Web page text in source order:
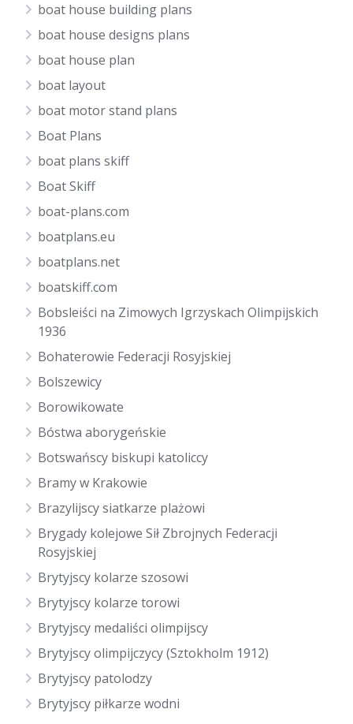
boat house building plans
boat house designs plans
boat house plan
boat layout
boat motor stand plans
Boat Plans
boat plans skiff
Boat Skiff
boat-plans.com
boatplans.eu
boatplans.net
boatskiff.com
Bobsleiści na Zimowych Igrzyskach Olimpijskich
1936
Bohaterowie Federacji Rosyjskiej
Bolszewicy
Borowikowate
Bóstwa aborygeńskie
Botswańscy biskupi katoliccy
Bramy w Krakowie
Brazylijscy siatkarze plażowi
Brygady kolejowe Sił Zbrojnych Federacji
Rosyjskiej
Brytyjscy kolarze szosowi
Brytyjscy kolarze torowi
Brytyjscy medaliści olimpijscy
Brytyjscy olimpijczycy (Sztokholm 1912)
Brytyjscy patolodzy
Brytyjscy piłkarze wodni